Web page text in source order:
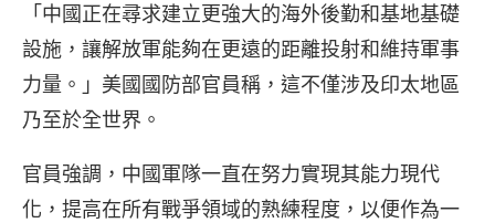
「中國正在尋求建立更強大的海外後勤和基地基礎
設施，讓解放軍能夠在更遠的距離投射和維持軍事
力量。」美國國防部官員稱，這不僅涉及印太地區
乃至於全世界。
官員強調，中國軍隊一直在努力實現其能力現代
化，提高在所有戰爭領域的熟練程度，以便作為一